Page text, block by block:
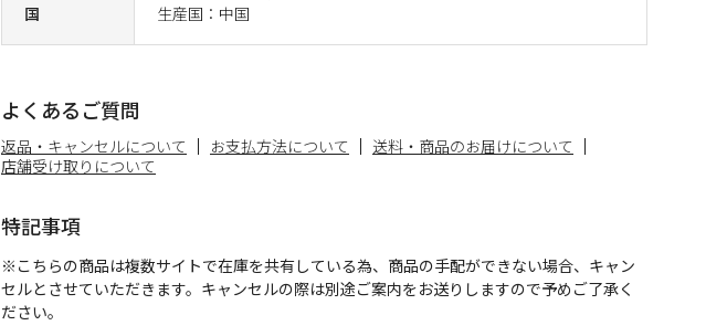
国
生産国：中国
よくあるご質問
返品・キャンセルについて お支払方法について
送料・商品のお届けについて
店舗受け取りについて
特記事項
※こちらの商品は複数サイトで在庫を共有している為、商品の手配ができない場合、キャン
セルとさせていただきます。キャンセルの際は別途ご案内をお送りしますので予めご了承く
ださい。